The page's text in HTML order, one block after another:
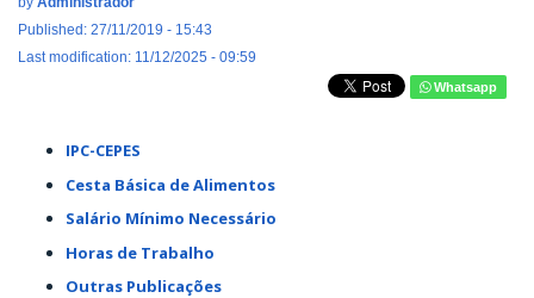
Published: 27/11/2019 - 15:43
Last modification: 11/12/2025 - 09:59
Whatsapp
IPC-CEPES
Cesta Básica de Alimentos
Salário Mínimo Necessário
Horas de Trabalho
Outras Publicações